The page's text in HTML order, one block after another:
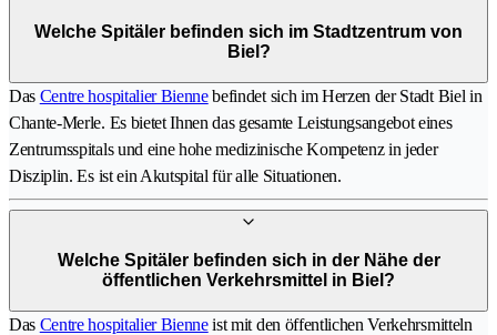
Welche Spitäler befinden sich im Stadtzentrum von
Biel?
Das Centre hospitalier Biennebefindet sich im Herzen der Stadt Biel in
Chante-Merle. Es bietet Ihnen das gesamte Leistungsangebot eines
Zentrumsspitals und eine hohe medizinische Kompetenz in jeder
Disziplin. Es ist ein Akutspital für alle Situationen.
Welche Spitäler befinden sich in der Nähe der
öffentlichen Verkehrsmittel in Biel?
Das Centre hospitalier Bienneist mit den öffentlichen Verkehrsmitteln